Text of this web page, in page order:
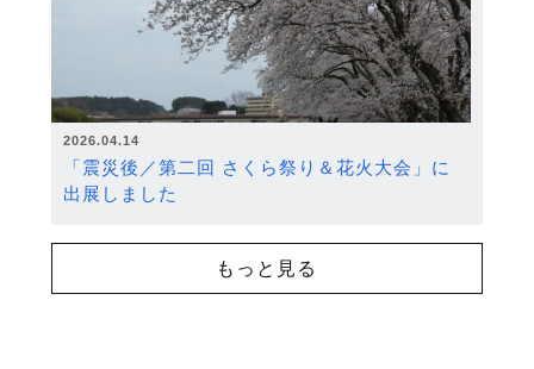
2026.04.14
「震災後／第二回 さくら祭り＆花火大会」に
出展しました
もっと見る